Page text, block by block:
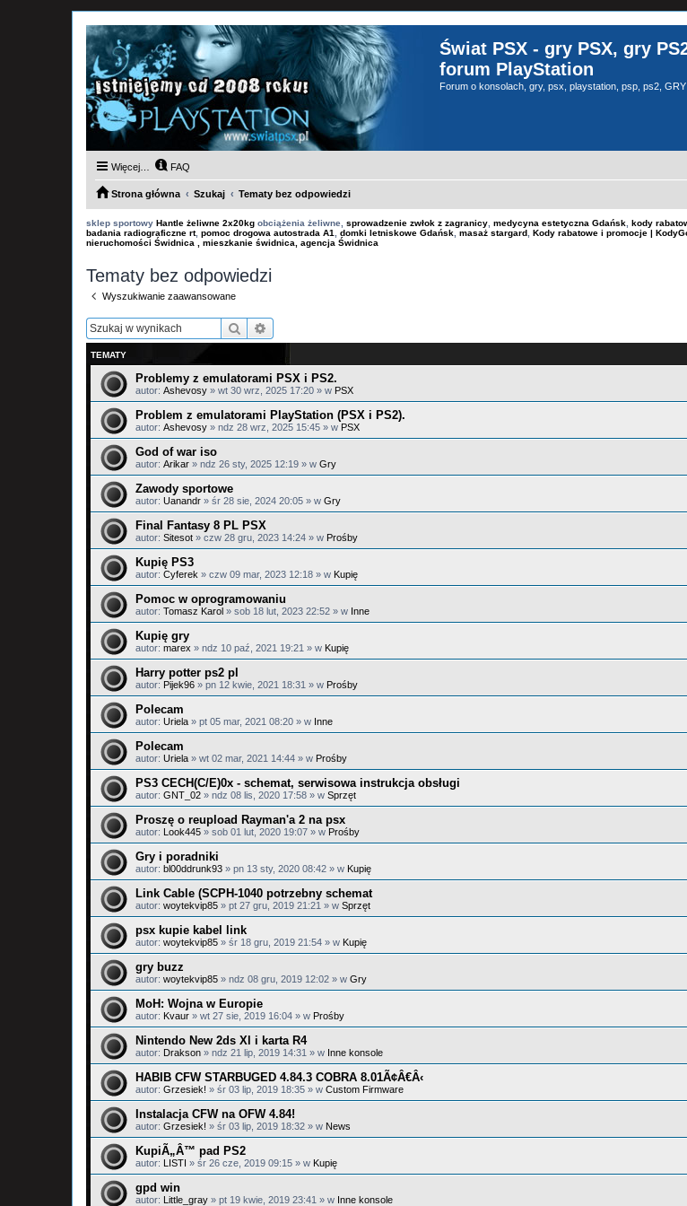
Świat PSX - gry PSX, gry
forum PlayStation
Forum o konsolach, gry, psx, playstation, psp, ps2,
Więcej… FAQ
Strona główna Szukaj Tematy bez odpowiedzi
sklep sportowy Hantle żeliwne 2x20kg obciążenia żeliwne, sprowadzenie zwłok z zagranicy medycyna estetyczna Gdańsk kody
badania radiograficzne rt, pomoc drogowa autostrada A1 domki letniskowe Gdańsk masaż stargard Kody rabatowe i promocje |
nieruchomości Świdnica , mieszkanie świdnica, agencja Świdnica
Tematy bez odpowiedzi
Wyszukiwanie zaawansowane
Szukaj
TEMATY
Problemy z emulatorami PSX i PS2.
autor: Ashevosy » wt 30 wrz, 2025 17:20 » w PSX
Problem z emulatorami PlayStation (PSX i PS2).
autor: Ashevosy » ndz 28 wrz, 2025 15:45 » w PSX
God of war iso
autor: Arikar » ndz 26 sty, 2025 12:19 » w Gry
Zawody sportowe
autor: Uanandr » śr 28 sie, 2024 20:05 » w Gry
Final Fantasy 8 PL PSX
autor: Sitesot » czw 28 gru, 2023 14:24 » w Prośby
Kupię PS3
autor: Cyferek » czw 09 mar, 2023 12:18 » w Kupię
Pomoc w oprogramowaniu
autor: Tomasz Karol » sob 18 lut, 2023 22:52 » w Inne
Kupię gry
autor: marex » ndz 10 paź, 2021 19:21 » w Kupię
Harry potter ps2 pl
autor: Pijek96 » pn 12 kwie, 2021 18:31 » w Prośby
Polecam
autor: Uriela » pt 05 mar, 2021 08:20 » w Inne
Polecam
autor: Uriela » wt 02 mar, 2021 14:44 » w Prośby
PS3 CECH(C/E)0x - schemat, serwisowa instrukcja obsługi
autor: GNT_02 » ndz 08 lis, 2020 17:58 » w Sprzęt
Proszę o reupload Rayman'a 2 na psx
autor: Look445 » sob 01 lut, 2020 19:07 » w Prośby
Gry i poradniki
autor: bl00ddrunk93 » pn 13 sty, 2020 08:42 » w Kupię
Link Cable (SCPH-1040 potrzebny schemat
autor: woytekvip85 » pt 27 gru, 2019 21:21 » w Sprzęt
psx kupie kabel link
autor: woytekvip85 » śr 18 gru, 2019 21:54 » w Kupię
gry buzz
autor: woytekvip85 » ndz 08 gru, 2019 12:02 » w Gry
MoH: Wojna w Europie
autor: Kvaur » wt 27 sie, 2019 16:04 » w Prośby
Nintendo New 2ds Xl i karta R4
autor: Drakson » ndz 21 lip, 2019 14:31 » w Inne konsole
HABIB CFW STARBUGED 4.84.3 COBRA 8.01Ã¢Â€Â‹
autor: Grzesiek! » śr 03 lip, 2019 18:35 » w Custom Firmware
Instalacja CFW na OFW 4.84!
autor: Grzesiek! » śr 03 lip, 2019 18:32 » w News
KupiÃ„Â™ pad PS2
autor: LISTI » śr 26 cze, 2019 09:15 » w Kupię
gpd win
autor: Little_gray » pt 19 kwie, 2019 23:41 » w Inne konsole